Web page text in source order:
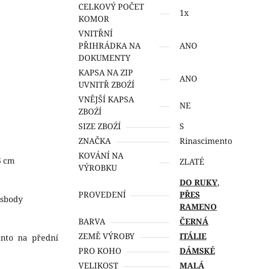
cm
na přední
CELKOVÝ POČET
KOMOR
1x
VNITŘNÍ
PŘIHRÁDKA NA
DOKUMENTY
ANO
KAPSA NA ZIP
UVNITŘ ZBOŹÍ
ANO
VNĚJŠÍ KAPSA
ZBOŹÍ
NE
SIZE ZBOŹÍ
S
ZNAČKA
Rinascimento
KOVÁNÍ NA
VÝROBKU
ZLATÉ
PROVEDENÍ
DO RUKY,
PŘES
RAMENO
BARVA
ČERNÁ
ZEMĚ VÝROBY
ITÁLIE
PRO KOHO
DÁMSKÉ
VELIKOST
MALÁ